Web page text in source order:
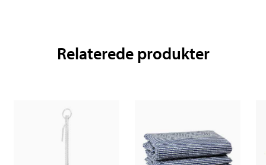
Relaterede produkter